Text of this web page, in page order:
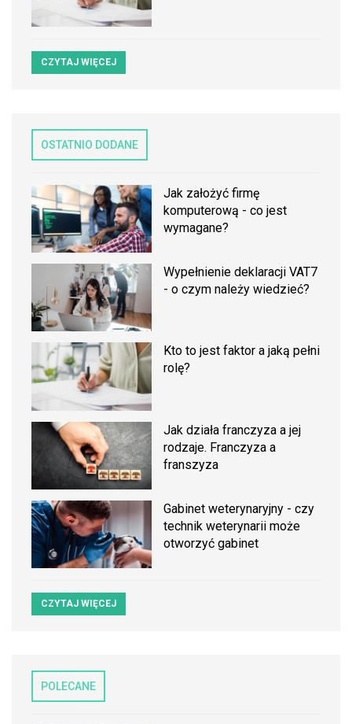
CZYTAJ WIĘCEJ
OSTATNIO DODANE
Jak założyć firmę
komputerową - co jest
wymagane?
Wypełnienie deklaracji VAT7
- o czym należy wiedzieć?
Kto to jest faktor a jaką pełni
rolę?
Jak działa franczyza a jej
rodzaje. Franczyza a
franszyza
Gabinet weterynaryjny - czy
technik weterynarii może
otworzyć gabinet
CZYTAJ WIĘCEJ
POLECANE